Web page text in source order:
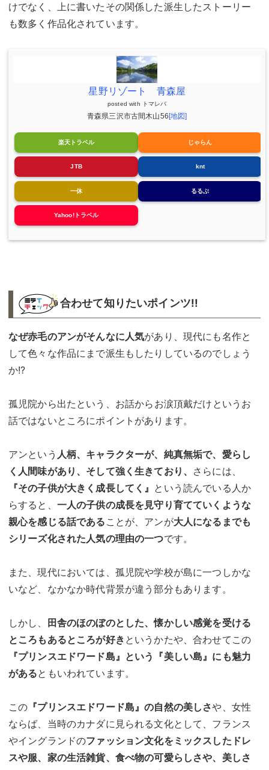
けでなく、上に書いたその関係した派生したストーリー
も数多く作品化されています。
星野リゾート 青森屋
posted with トマレバ
青森県三沢市古間木山56 [地図]
楽天トラベル じゃらん
JTB knt
一休 るるぶ
Yahoo!トラベル
合わせて知りたいポインツ!!︎
なぜ赤毛のアンがそんなに人気があり、現代にも名作と
して色々な作品にまで派生もしたりしているのでしょう
か!?
孤児院から出たという、お話からお涙頂戴だけというお
話ではないところにポイントがあります。
アンという 人柄、キャラクターが、純真無垢で、愛らし
く人間味があり、そして強く生きており、 さらには、
『その子供が大きく成長してく』 という読んでいる人か
らすると、 一人の子供の成長を見守り育てていくような
親心を感じる話である ことが、アンが大人になるまでも
シリーズ化された人気の理由の一つです。
また、現代においては、孤児院や学校が島に一つしかな
いなど、なかなか時代背景が違う部分もあります。
しかし、 田舎のほのぼのとした、懐かしい感覚を受ける
ところもあるところが好き というかたや、合わせてこの
『プリンスエドワード島』という『美しい島』にも魅力
があるともいわれています。
この 『プリンスエドワード島』の自然の美しさや、女性
ならば、当時のカナダに見られる文化として、フランス
やイングランドのファッション文化をミックスしたドレ
スや服、家の生活雑貨、食べ物の可愛らしさや、美しさ